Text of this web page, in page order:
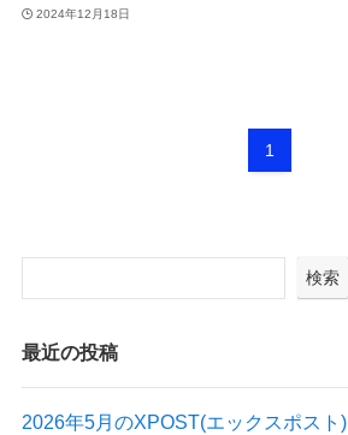
2024年12月18日
1
検索
最近の投稿
2026年5月のXPOST(エックスポスト)